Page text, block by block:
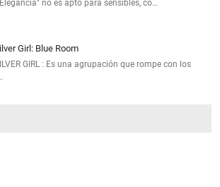
no es apto para sensibles, co…
Girl: Blue Room
GIRL : Es una agrupación que rompe con los